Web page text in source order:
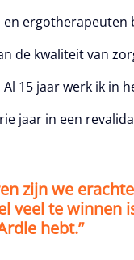
ergotherapeuten
de kwaliteit van
15 jaar werk ik in
jaar in een
zijn we
veel te winnen
hebt.”